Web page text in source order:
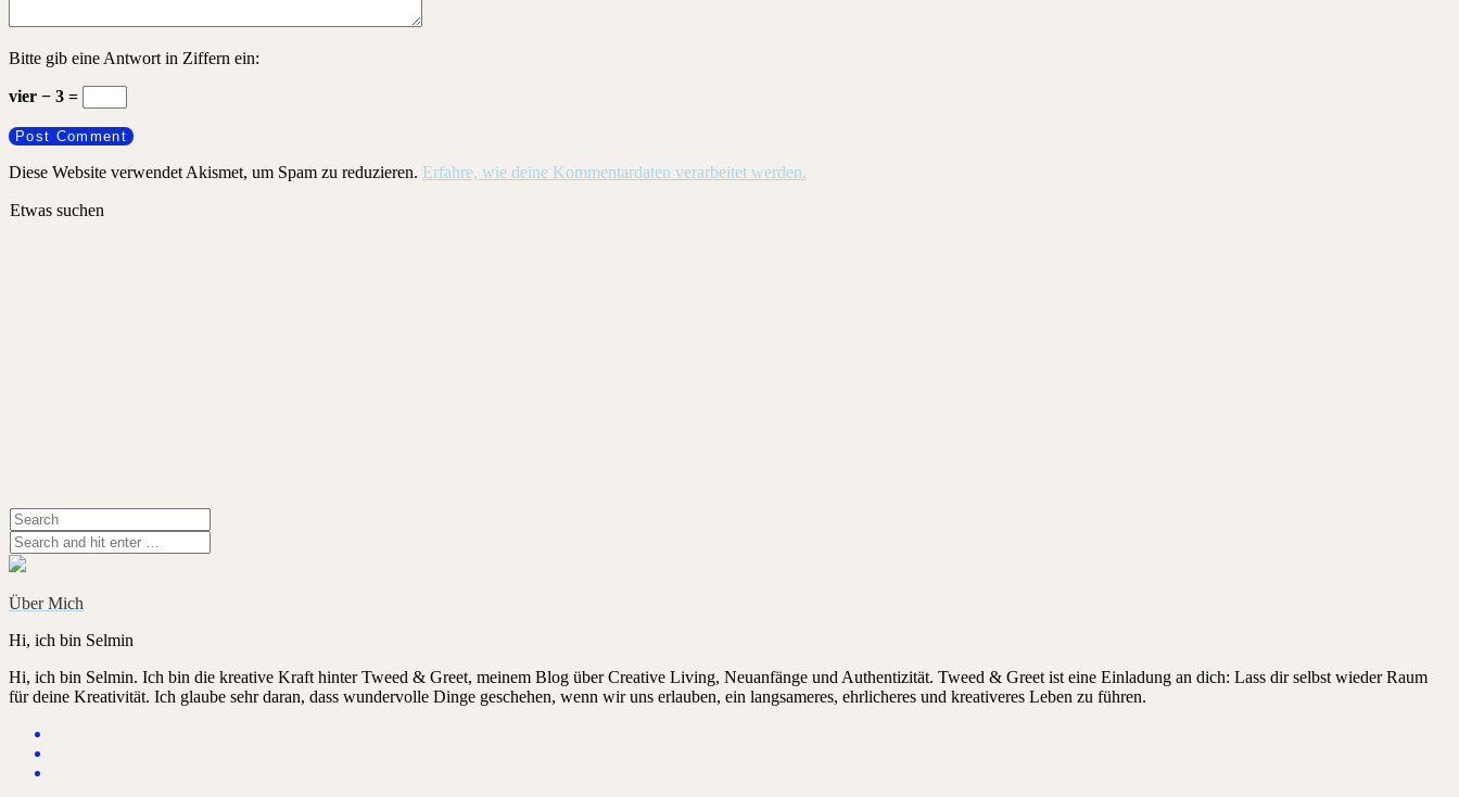
Bitte gib eine Antwort in Ziffern ein:
vier − 3 =
Diese Website verwendet Akismet, um Spam zu reduzieren. Erfahre, wie deine Kommentardaten verarbeitet werden.
Etwas suchen
Über Mich
Hi, ich bin Selmin
Hi, ich bin Selmin. Ich bin die kreative Kraft hinter Tweed & Greet, meinem Blog über Creative Living, Neuanfänge und Authentizität. Tweed & Greet ist eine Einladung an dich: Lass dir selbst wieder Raum
für deine Kreativität. Ich glaube sehr daran, dass wundervolle Dinge geschehen, wenn wir uns erlauben, ein langsameres, ehrlicheres und kreativeres Leben zu führen.